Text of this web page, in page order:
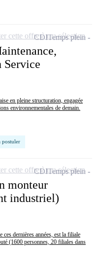
Service
en pleine structuration, engagée
environnementales de demain.
postuler
CDITemps plein
cette offre à ma sélection
monteur
industriel)
dernières années, est la filiale
(1600 personnes, 20 filiales dans
CDITemps plein
cette offre à ma sélection